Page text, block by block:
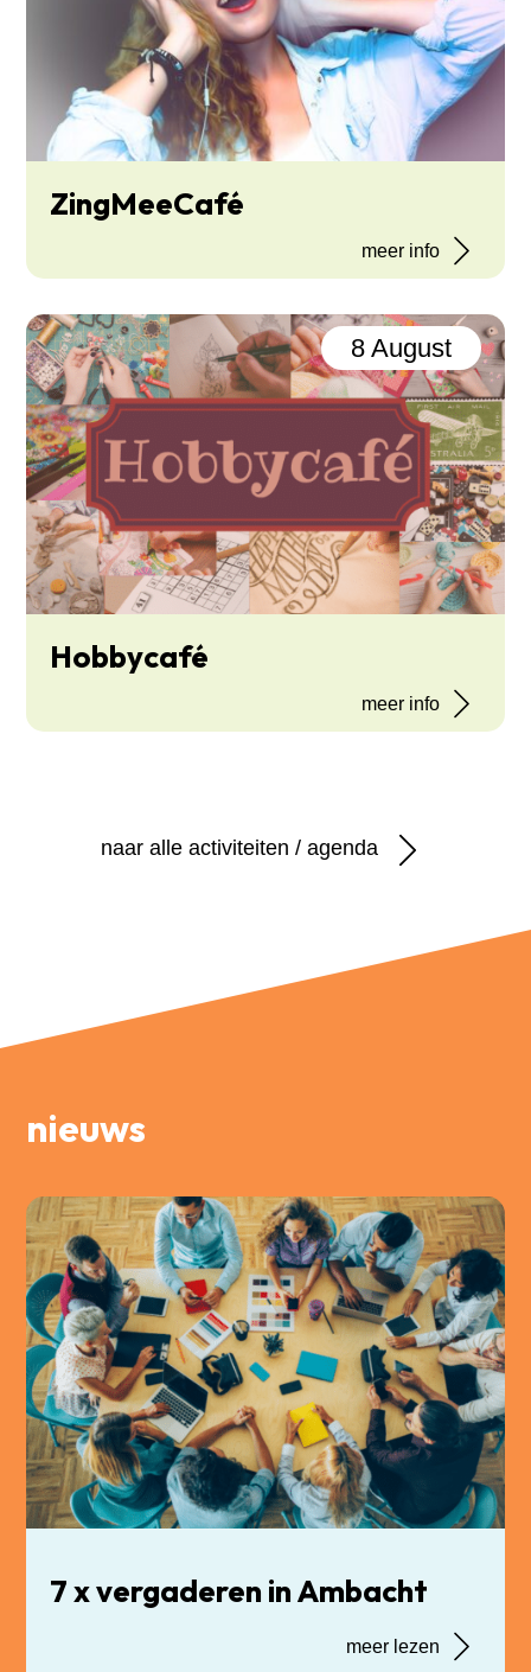
ZingMeeCafé
meer info
8 August
Hobbycafé
meer info
naar alle activiteiten / agenda
nieuws
7 x vergaderen in Ambacht
meer lezen